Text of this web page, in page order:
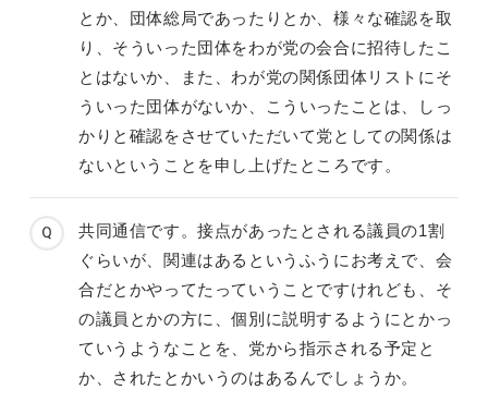
とか、団体総局であったりとか、様々な確認を取
り、そういった団体をわが党の会合に招待したこ
とはないか、また、わが党の関係団体リストにそ
ういった団体がないか、こういったことは、しっ
かりと確認をさせていただいて党としての関係は
ないということを申し上げたところです。
共同通信です。接点があったとされる議員の1割
ぐらいが、関連はあるというふうにお考えで、会
合だとかやってたっていうことですけれども、そ
の議員とかの方に、個別に説明するようにとかっ
ていうようなことを、党から指示される予定と
か、されたとかいうのはあるんでしょうか。